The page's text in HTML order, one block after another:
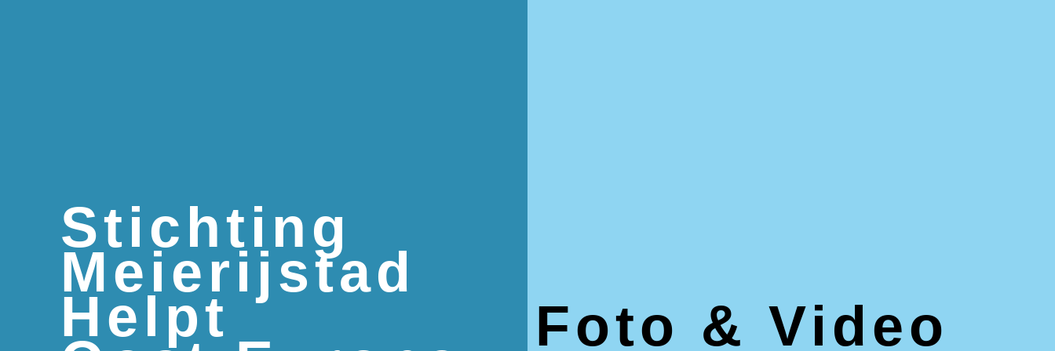
Stichting
Meierijstad
Helpt Foto & Video